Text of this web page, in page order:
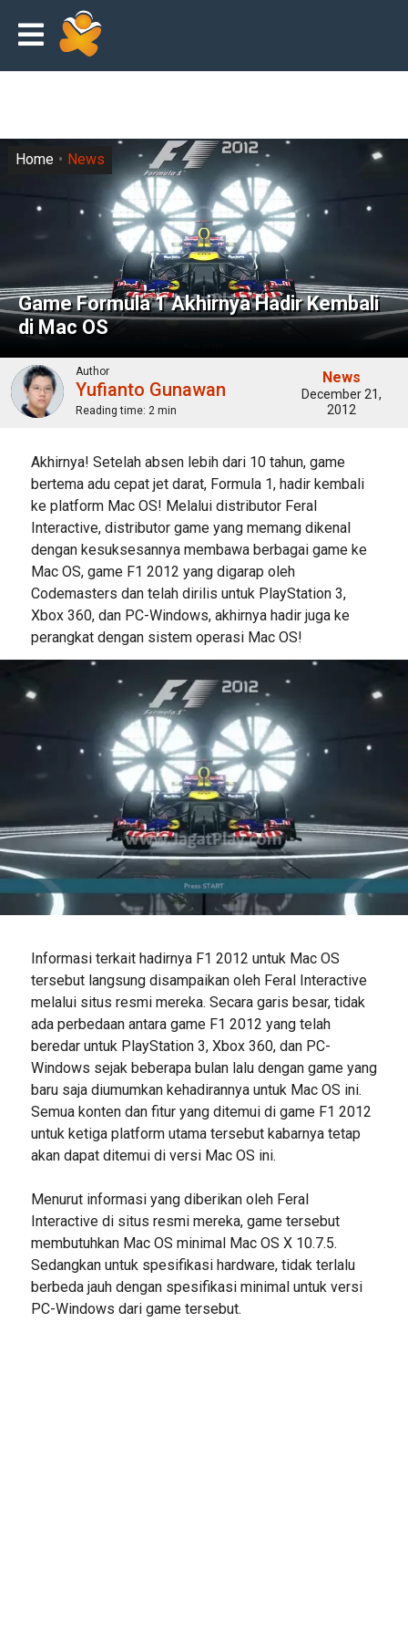
Game Formula 1 Akhirnya Hadir Kembali
di Mac OS
Home News
Author
Yufianto Gunawan
Reading time: 2 min
News
December 21,
2012
Akhirnya! Setelah absen lebih dari 10 tahun, game
bertema adu cepat jet darat, Formula 1, hadir kembali
ke platform Mac OS! Melalui distributor Feral
Interactive, distributor game yang memang dikenal
dengan kesuksesannya membawa berbagai game ke
Mac OS, game F1 2012 yang digarap oleh
Codemasters dan telah dirilis untuk PlayStation 3,
Xbox 360, dan PC-Windows, akhirnya hadir juga ke
perangkat dengan sistem operasi Mac OS!
Informasi terkait hadirnya F1 2012 untuk Mac OS
tersebut langsung disampaikan oleh Feral Interactive
melalui situs resmi mereka. Secara garis besar, tidak
ada perbedaan antara game F1 2012 yang telah
beredar untuk PlayStation 3, Xbox 360, dan PC-
Windows sejak beberapa bulan lalu dengan game yang
baru saja diumumkan kehadirannya untuk Mac OS ini.
Semua konten dan fitur yang ditemui di game F1 2012
untuk ketiga platform utama tersebut kabarnya tetap
akan dapat ditemui di versi Mac OS ini.
Menurut informasi yang diberikan oleh Feral
Interactive di situs resmi mereka, game tersebut
membutuhkan Mac OS minimal Mac OS X 10.7.5.
Sedangkan untuk spesifikasi hardware, tidak terlalu
berbeda jauh dengan spesifikasi minimal untuk versi
PC-Windows dari game tersebut.